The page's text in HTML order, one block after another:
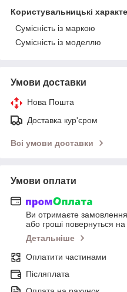
Користувальницькі
Сумісність із маркою
Сумісність із моделлю
Умови доставки
Нова Пошта
Доставка кур'єром
Всі умови доставки
Умови оплати
Ви отримаєте замовлення
або гроші повернуться
Детальніше
Оплатити частинами
Післяплата